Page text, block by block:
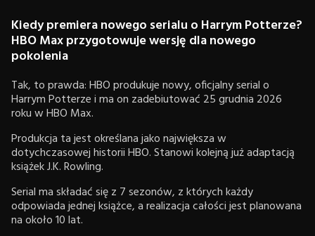
Kiedy premiera nowego serialu o Harrym Potterze?
HBO Max przygotowuje wersję dla nowego
pokolenia
Tak, to prawda: HBO produkuje nowy, oficjalny serial o
Harrym Potterze i ma on zadebiutować 25 grudnia 2026
roku w HBO Max.
Produkcja ta jest określana jako największa w
dotychczasowej historii HBO. Stanowi kolejną już adaptacją
książek J.K. Rowling.
Serial ma składać się z 7 sezonów, z których każdy
odpowiada jednej książce, a realizacja całości jest planowana
na około 10 lat.